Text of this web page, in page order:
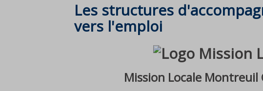
Les structures
vers l'emploi
Mission Locale Montreuil